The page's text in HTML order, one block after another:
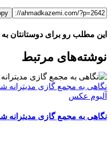
این مطلب رو برای دوستانتان به
FacebookX
LinkedIn
WhatsApp
Telegram
ایمیل
نوشته‌‌های مرتبط
نگاهی به مجمع گازی مدیترانه
آلبوم عکس
نگاهی به مجمع گازی مدیترانه